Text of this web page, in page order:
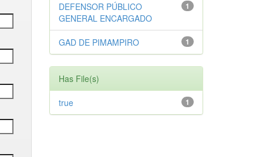
1
DEFENSOR PÚBLICO
GENERAL ENCARGADO
1
GAD DE PIMAMPIRO
Has File(s)
1
true